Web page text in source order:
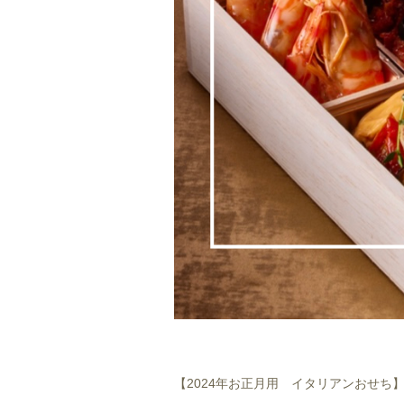
【2024年お正月用 イタリアンおせち】